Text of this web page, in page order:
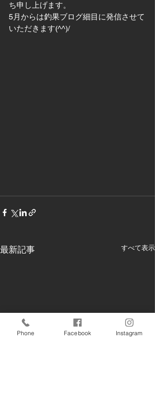
ち申し上げます。
5月からは釣果ブログ細目に発信させて
いただきます(^^)/
最新記事 すべて表示
Phone Facebook Instagram